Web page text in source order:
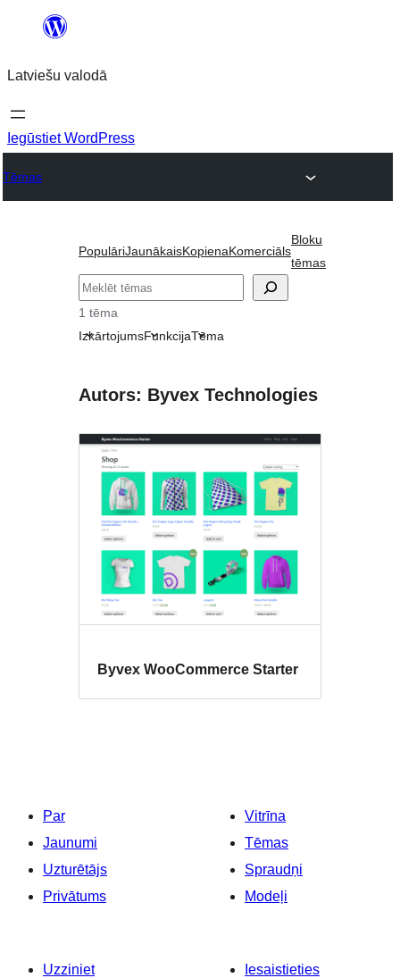
Pāriet
saturu
Latviešu valodā
Iegūstiet WordPress
Tēmas
PopulāriJaunākaisKopienaKomerciāls
Bloku
tēmas
Meklēt
1 tēma
IzkārtojumsFunkcijaTēma
Autors: Byvex Technologies
Byvex WooCommerce Starter
Par
Jaunumi
Uzturētājs
Privātums
Vitrīna
Tēmas
Spraudņi
Modeļi
Uzziniet
Iesaistieties